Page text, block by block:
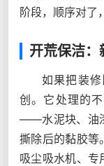
阶段，顺序对了
开荒保洁：
如果把装
创。它处理的
——水泥块、油
撕除后的黏胶等
吸尘吸水机、专